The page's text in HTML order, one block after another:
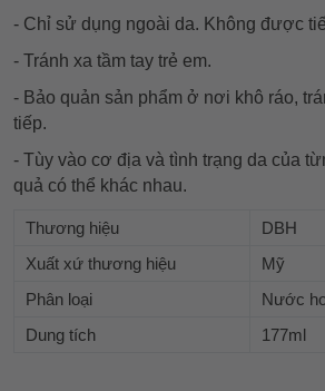
- Chỉ sử dụng ngoài da. Không được
- Tránh xa tầm tay trẻ em.
- Bảo quản sản phẩm ở nơi khô ráo,
tiếp.
- Tùy vào cơ địa và tình trạng da của
quả có thể khác nhau.
Thương hiệu
DBH
Xuất xứ thương hiệu
Mỹ
Phân loại
Nước
Dung tích
177ml